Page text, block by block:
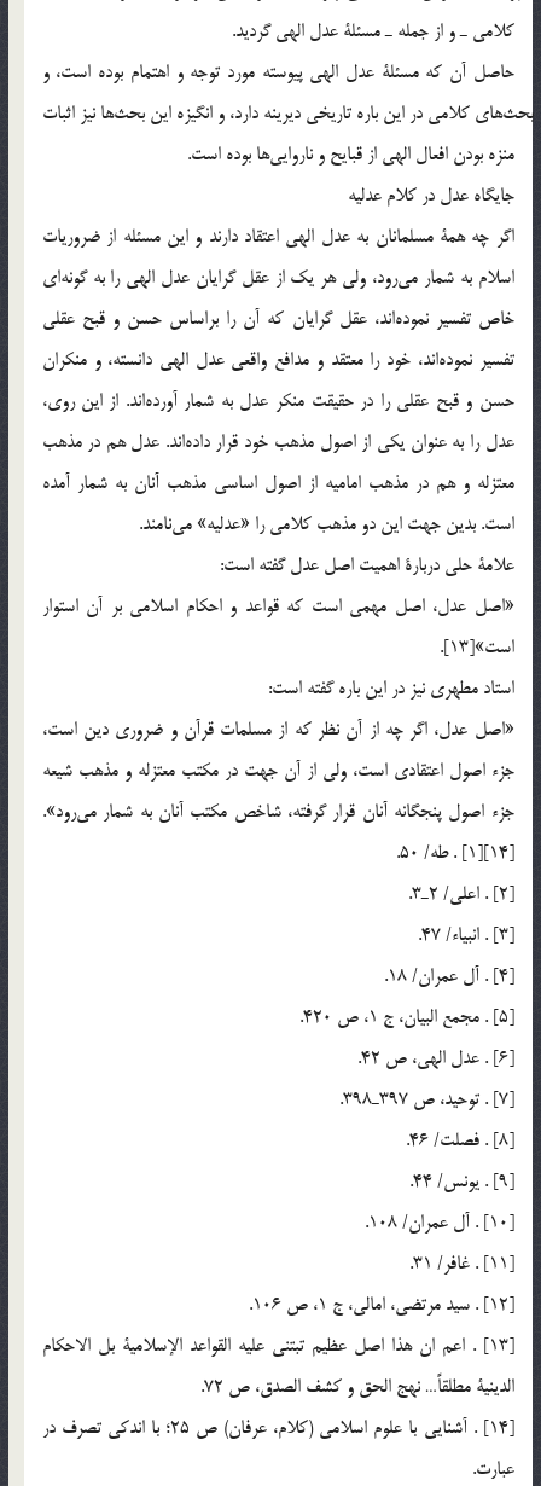
كلامي ـ و از جمله ـ مسئلة عدل الهي گرديد.
حاصل آن كه مسئلة عدل الهي پيوسته مورد توجه و اهتمام بوده است، و
بحث‎هاي كلامي در اين باره تاريخي ديرينه دارد، و انگيزه اين بحث‎ها نيز اثبات
منزه بودن افعال الهي از قبايح و ناروايي‎ها بوده است.
جايگاه عدل در كلام عدليه
اگر چه همة مسلمانان به عدل الهي اعتقاد دارند و اين مسئله از ضروريات
اسلام به شمار مي‎رود، ولي هر يك از عقل گرايان عدل الهي را به گونه‎اي
خاص تفسير نموده‎اند، عقل گرايان كه آن را براساس حسن و قبح عقلي
تفسير نموده‎اند، خود را معتقد و مدافع واقعي عدل الهي دانسته، و منكران
حسن و قبح عقلي را در حقيقت منكر عدل به شمار آورده‎اند. از اين روي،
عدل را به عنوان يكي از اصول مذهب خود قرار داده‎اند. عدل هم در مذهب
معتزله و هم در مذهب اماميه از اصول اساسي مذهب آنان به شمار آمده
است. بدين جهت اين دو مذهب كلامي را «عدليه» مي‎نامند.
علامة حلي دربارة اهميت اصل عدل گفته است:
«اصل عدل، اصل مهمي است كه قواعد و احكام اسلامي بر آن استوار
است»[13].
استاد مطهري نيز در اين باره گفته است:
«اصل عدل، ‌اگر چه از آن نظر كه از مسلمات قرآن و ضروري دين است،
جزء اصول اعتقادي است، ولي از آن جهت در مكتب معتزله و مذهب شيعه
جزء اصول پنجگانه آنان قرار گرفته، شاخص مكتب آنان به شمار مي‎رود».
[14][1] . طه/ 50.
[2] . اعلي/ 2ـ3.
[3] . انبياء/ 47.
[4] . آل عمران/ 18.
[5] . مجمع البيان، ج 1، ص 420.
[6] . عدل الهي، ص 42.
[7] . توحيد، ص 397ـ398.
[8] . فصلت/ 46.
[9] . يونس/ 44.
[10] . آل عمران/ 108.
[11] . غافر/ 31.
[12] . سيد مرتضي، امالي، ج 1، ص 106.
[13] . اعم ان هذا اصل عظيم تبتني عليه القواعد الإسلامية بل الاحكام
الدينية مطلقاً… نهج الحق و كشف الصدق، ص 72.
[14] . آشنايي با علوم اسلامي (كلام، عرفان) ص 25؛ با اندكي تصرف در
عبارت.